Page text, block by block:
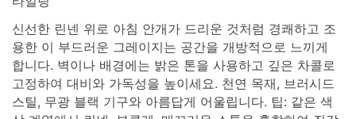
신선한 린넨 위로 아침 안개가 드리운 것처럼 경쾌하고 조
용한 이 부드러운 그레이지는 공간을 개방적으로 느끼게
합니다. 벽이나 배경에는 밝은 톤을 사용하고 깊은 차콜로
고정하여 대비와 가독성을 높이세요. 천연 목재, 브러시드
스틸, 무광 블랙 기구와 아름답게 어울립니다. 팁: 같은 색